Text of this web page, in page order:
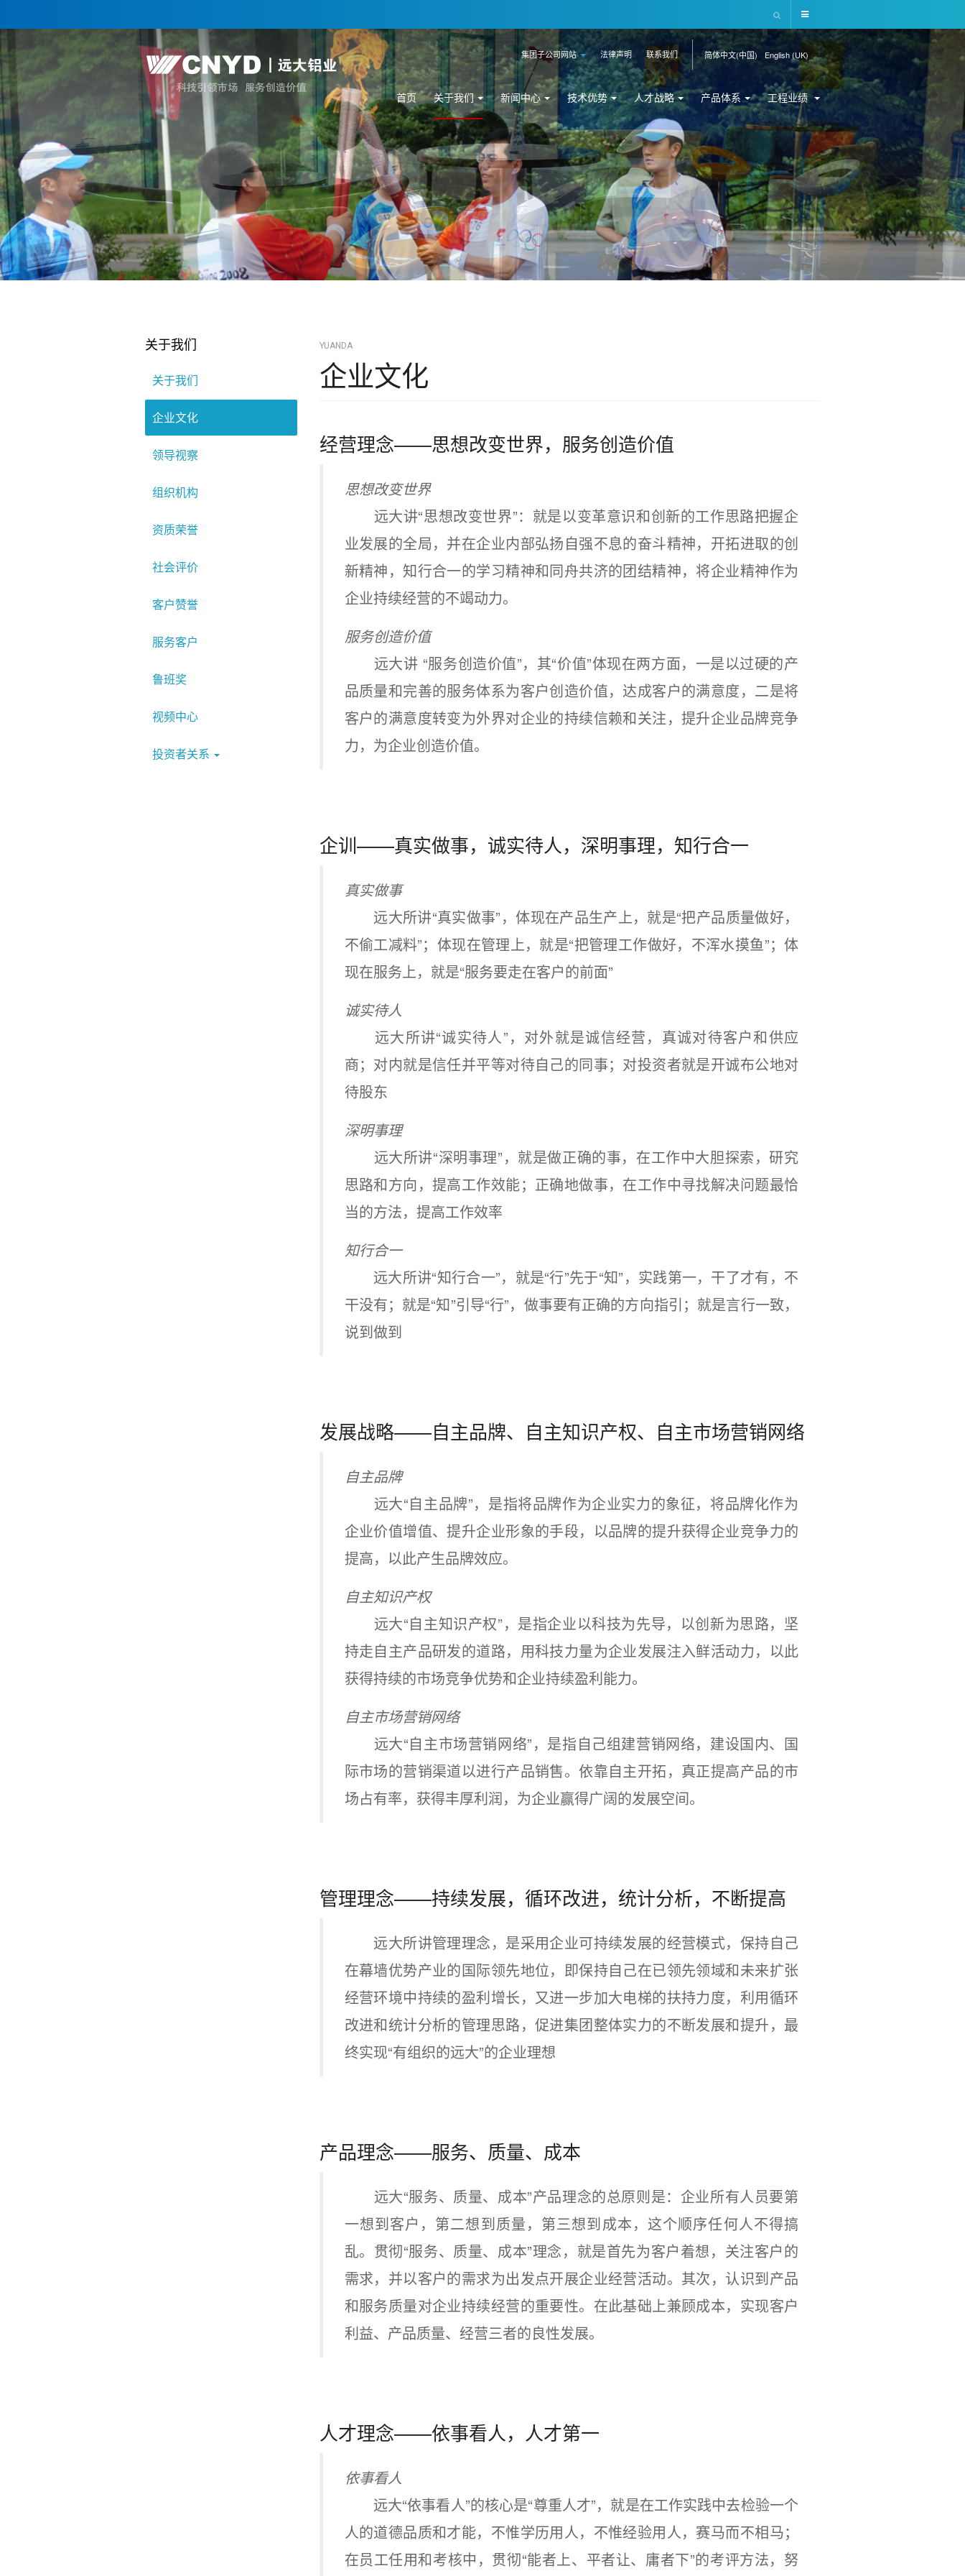
English (UK)
简体中文(中国)
联系我们
法律声明
集团子公司网站
首页 关于我们 新闻中心 技术优势 人才战略 产品体系 工程业绩
YUANDA
企业文化
经营理念——思想改变世界，服务创造价值
思想改变世界
远大讲“思想改变世界”：就是以变革意识和创新的工作思路把握企
业发展的全局，并在企业内部弘扬自强不息的奋斗精神，开拓进取的创
新精神，知行合一的学习精神和同舟共济的团结精神，将企业精神作为
企业持续经营的不竭动力。
服务创造价值
远大讲 “服务创造价值”，其“价值”体现在两方面，一是以过硬的产
品质量和完善的服务体系为客户创造价值，达成客户的满意度，二是将
客户的满意度转变为外界对企业的持续信赖和关注，提升企业品牌竞争
力，为企业创造价值。
企训——真实做事，诚实待人，深明事理，知行合一
真实做事
远大所讲“真实做事”，体现在产品生产上，就是“把产品质量做好，
不偷工减料”；体现在管理上，就是“把管理工作做好，不浑水摸鱼”；体
现在服务上，就是“服务要走在客户的前面”
诚实待人
远大所讲“诚实待人”，对外就是诚信经营，真诚对待客户和供应
商；对内就是信任并平等对待自己的同事；对投资者就是开诚布公地对
待股东
深明事理
远大所讲“深明事理”，就是做正确的事，在工作中大胆探索，研究
思路和方向，提高工作效能；正确地做事，在工作中寻找解决问题最恰
当的方法，提高工作效率
知行合一
远大所讲“知行合一”，就是“行”先于“知”，实践第一，干了才有，不
干没有；就是“知”引导“行”，做事要有正确的方向指引；就是言行一致，
说到做到
发展战略——自主品牌、自主知识产权、自主市场营销网络
自主品牌
远大“自主品牌”，是指将品牌作为企业实力的象征，将品牌化作为
企业价值增值、提升企业形象的手段，以品牌的提升获得企业竞争力的
提高，以此产生品牌效应。
自主知识产权
远大“自主知识产权”，是指企业以科技为先导，以创新为思路，坚
持走自主产品研发的道路，用科技力量为企业发展注入鲜活动力，以此
获得持续的市场竞争优势和企业持续盈利能力。
自主市场营销网络
远大“自主市场营销网络”，是指自己组建营销网络，建设国内、国
际市场的营销渠道以进行产品销售。依靠自主开拓，真正提高产品的市
场占有率，获得丰厚利润，为企业赢得广阔的发展空间。
管理理念——持续发展，循环改进，统计分析，不断提高
远大所讲管理理念，是采用企业可持续发展的经营模式，保持自己
在幕墙优势产业的国际领先地位，即保持自己在已领先领域和未来扩张
经营环境中持续的盈利增长，又进一步加大电梯的扶持力度，利用循环
改进和统计分析的管理思路，促进集团整体实力的不断发展和提升，最
终实现“有组织的远大”的企业理想
产品理念——服务、质量、成本
远大“服务、质量、成本”产品理念的总原则是：企业所有人员要第
一想到客户，第二想到质量，第三想到成本，这个顺序任何人不得搞
乱。贯彻“服务、质量、成本”理念，就是首先为客户着想，关注客户的
需求，并以客户的需求为出发点开展企业经营活动。其次，认识到产品
和服务质量对企业持续经营的重要性。在此基础上兼顾成本，实现客户
利益、产品质量、经营三者的良性发展。
人才理念——依事看人，人才第一
依事看人
远大“依事看人”的核心是“尊重人才”，就是在工作实践中去检验一个
人的道德品质和才能，不惟学历用人，不惟经验用人，赛马而不相马；
在员工任用和考核中，贯彻“能者上、平者让、庸者下”的考评方法，努
关于我们
关于我们
企业文化
领导视察
组织机构
资质荣誉
社会评价
客户赞誉
服务客户
鲁班奖
视频中心
投资者关系